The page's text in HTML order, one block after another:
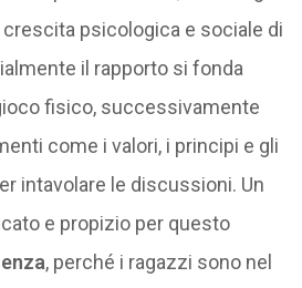
psicologica e sociale di
il rapporto si fonda
fisico, successivamente
come i valori, i principi e gli
intavolare le discussioni. Un
e propizio per questo
, perché i ragazzi sono nel